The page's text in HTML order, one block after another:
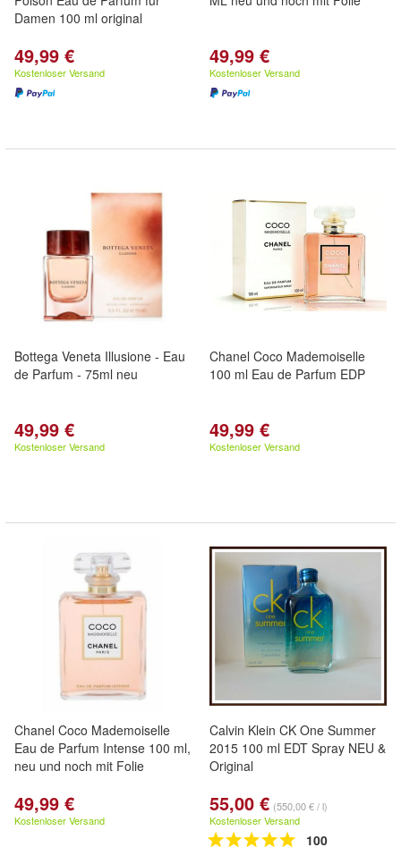
Damen 100 ml original
49,99 €
Kostenloser Versand
49,99 €
Kostenloser Versand
Bottega Veneta Illusione - Eau
de Parfum - 75ml neu
49,99 €
Kostenloser Versand
Chanel Coco Mademoiselle
100 ml Eau de Parfum EDP
49,99 €
Kostenloser Versand
Chanel Coco Mademoiselle
Eau de Parfum Intense 100 ml,
neu und noch mit Folie
49,99 €
Kostenloser Versand
Calvin Klein CK One Summer
2015 100 ml EDT Spray NEU &
Original
55,00 € (550,00 € / l)
Kostenloser Versand
100